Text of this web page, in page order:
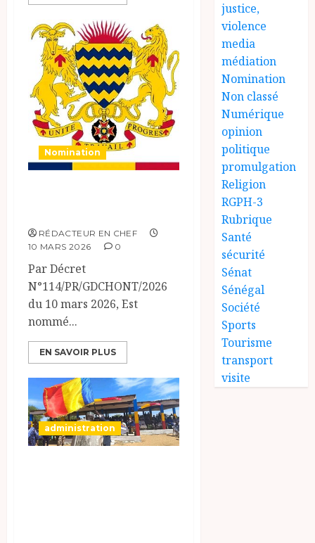
Nomination
RÉDACTEUR EN CHEF
10 MARS 2026
0
Par Décret
N°114/PR/GDCHONT/2026
du 10 mars 2026, Est
nommé...
EN SAVOIR PLUS
administration
justice,
violence
media
médiation
Nomination
Non classé
Numérique
opinion
politique
promulgation
Religion
RGPH-3
Rubrique
Santé
sécurité
Sénat
Sénégal
Société
Sports
Tourisme
transport
visite